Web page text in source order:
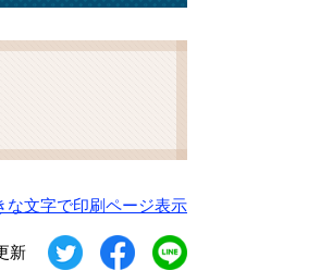
な文字で印刷ページ表示
新